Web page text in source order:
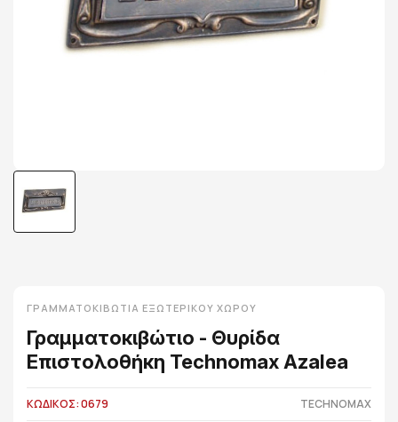
ΓΡΑΜΜΑΤΟΚΙΒΏΤΙΑ ΕΞΩΤΕΡΙΚΟΎ ΧΏΡΟΥ
Γραμματοκιβώτιο - Θυρίδα
Επιστολοθήκη Technomax Azalea
ΚΩΔΙΚΟΣ: 0679 TECHNOMAX